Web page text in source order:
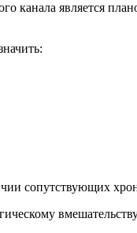
канала является
сопутствующих